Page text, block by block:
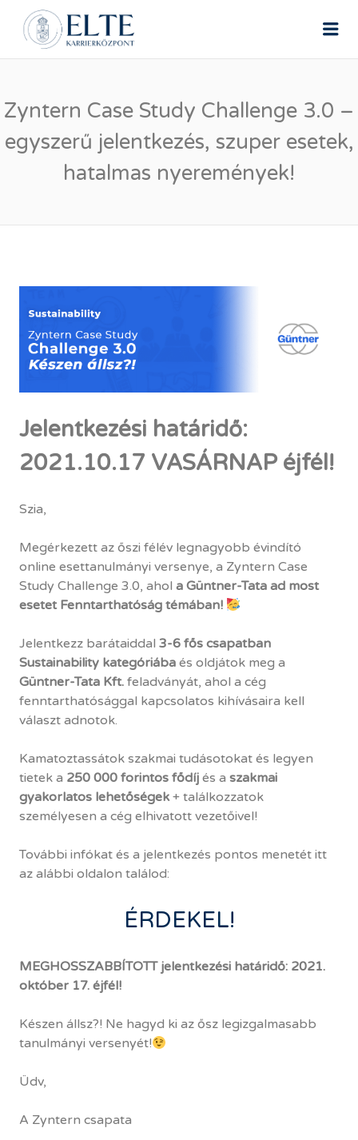
ELTE ÁLLÁSPORTÁL
Zyntern Case Study Challenge 3.0 –
egyszerű jelentkezés, szuper esetek,
hatalmas nyeremények!
Jelentkezési határidő:
2021.10.17 VASÁRNAP éjfél!
Szia,
Megérkezett az őszi félév legnagyobb évindító
online esettanulmányi versenye, a Zyntern Case
Study Challenge 3.0, ahol a Güntner-Tata ad most
esetet Fenntarthatóság témában!
Jelentkezz barátaiddal 3-6 fős csapatban
Sustainability kategóriába és oldjátok meg a
Güntner-Tata Kft. feladványát, ahol a cég
fenntarthatósággal kapcsolatos kihívásaira kell
választ adnotok.
Kamatoztassátok szakmai tudásotokat és legyen
tietek a 250 000 forintos fődíj és a szakmai
gyakorlatos lehetőségek + találkozzatok
személyesen a cég elhivatott vezetőivel!
További infókat és a jelentkezés pontos menetét itt
az alábbi oldalon találod:
ÉRDEKEL!
MEGHOSSZABBÍTOTT jelentkezési határidő: 2021.
október 17. éjfél!
Készen állsz?! Ne hagyd ki az ősz legizgalmasabb
tanulmányi versenyét!
Üdv,
A Zyntern csapata